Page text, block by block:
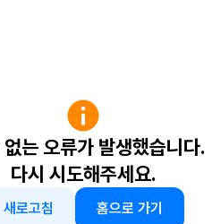
없는 오류가 발생했습니다.
다시 시도해주세요.
새로고침 홈으로 가기